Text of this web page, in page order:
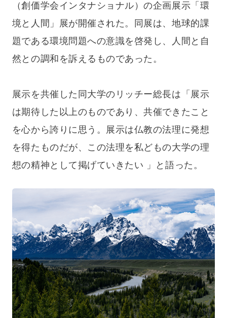
（創価学会インタナショナル）の企画展示「環
境と人間」展が開催された。同展は、地球的課
題である環境問題への意識を啓発し、人間と自
然との調和を訴えるものであった。
展示を共催した同大学のリッチー総長は「展示
は期待した以上のものであり、共催できたこと
を心から誇りに思う。展示は仏教の法理に発想
を得たものだが、この法理を私どもの大学の理
想の精神として掲げていきたい 」と語った。